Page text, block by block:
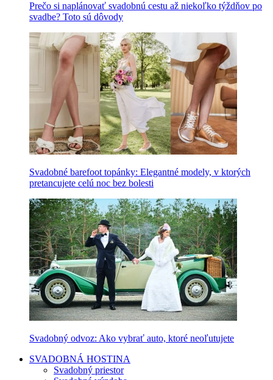
Prečo si naplánovať svadobnú cestu až niekoľko týždňov po
svadbe? Toto sú dôvody
Svadobné barefoot topánky: Elegantné modely, v ktorých
pretancujete celú noc bez bolesti
Svadobný odvoz: Ako vybrať auto, ktoré neoľutujete
SVADOBNÁ HOSTINA
Svadobný priestor